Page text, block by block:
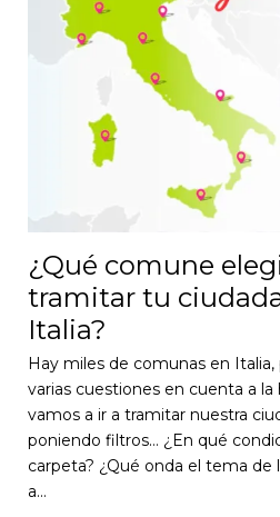
¿Qué comune
tramitar tu
Italia?
Hay miles de comunas en
varias cuestiones en cuenta a
vamos a ir a tramitar nuestra
poniendo filtros… ¿En qué
carpeta? ¿Qué onda el tema de
a…